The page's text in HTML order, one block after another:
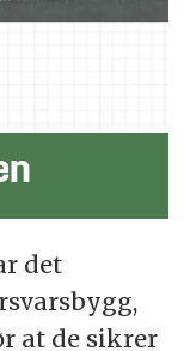
det
at de sikrer